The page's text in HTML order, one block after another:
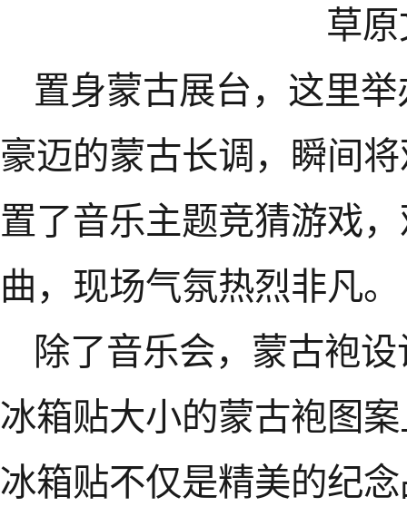
草
置身蒙古展台，这里
豪迈的蒙古长调，瞬间
置了音乐主题竞猜游戏
曲，现场气氛热烈非凡。
除了音乐会，蒙古袍
冰箱贴大小的蒙古袍图
冰箱贴不仅是精美的纪